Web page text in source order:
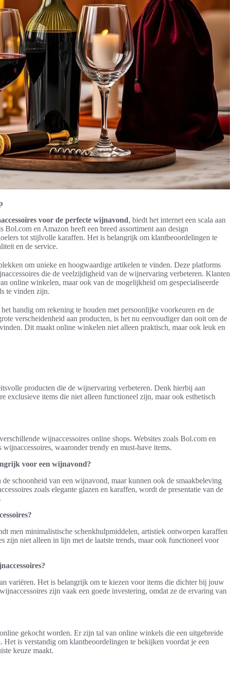
voor de perfecte wijnavond, biedt het internet een scala aan
Bol.com en Amazon heeft een breed assortiment aan design
tot stijlvolle karaffen. Het is belangrijk om klantbeoordelingen te
en de service.
om unieke en hoogwaardige artikelen te vinden. Deze platforms
die de veelzijdigheid van de wijnervaring verbeteren. Klanten
online winkelen, maar ook van de mogelijkheid om gespecialiseerde
te vinden zijn.
handig om rekening te houden met persoonlijke voorkeuren en de
verscheidenheid aan producten, is het nu eenvoudiger dan ooit om de
Dit maakt online winkelen niet alleen praktisch, maar ook leuk en
producten die de wijnervaring verbeteren. Denk hierbij aan
exclusieve items die niet alleen functioneel zijn, maar ook esthetisch
wijnaccessoires online shops. Websites zoals Bol.com en
waaronder trendy en must-have items.
voor een wijnavond?
schoonheid van een wijnavond, maar kunnen ook de smaakbeleving
zoals elegante glazen en karaffen, wordt de presentatie van de
men minimalistische schenkhulpmiddelen, artistiek ontworpen karaffen
zijn niet alleen in lijn met de laatste trends, maar ook functioneel voor
variëren. Het is belangrijk om te kiezen voor items die dichter bij jouw
zijn vaak een goede investering, omdat ze de ervaring van
gekocht worden. Er zijn tal van online winkels die een uitgebreide
Het is verstandig om klantbeoordelingen te bekijken voordat je een
keuze maakt.